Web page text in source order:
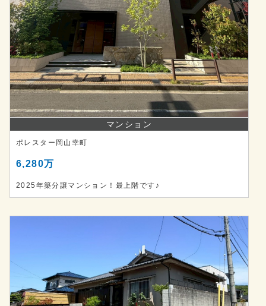
マンション
ポレスター岡山幸町
6,280万
2025年築分譲マンション！最上階です♪